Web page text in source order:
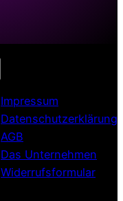
Impressum
Datenschutzerklärung
AGB
Das Unternehmen
Widerrufsformular